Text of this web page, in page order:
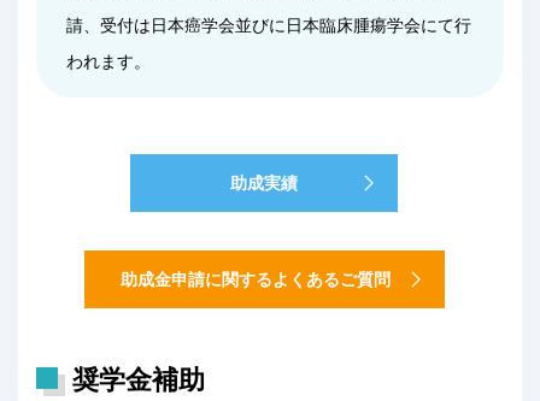
請、受付は日本癌学会並びに日本臨床腫瘍学会にて行
われます。
助成実績
助成金申請に関するよくあるご質問
奨学金補助